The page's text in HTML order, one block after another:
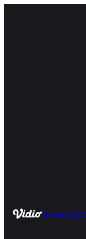
HomeLive